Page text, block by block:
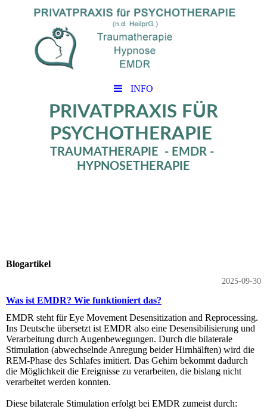
INFO
PRIVATPRAXIS FÜR
PSYCHOTHERAPIE
TRAUMATHERAPIE - EMDR -
HYPNOSETHERAPIE
Blogartikel
2025-09-30
Was ist EMDR? Wie funktioniert das?
EMDR steht für Eye Movement Desensitization and Reprocessing.
Ins Deutsche übersetzt ist EMDR also eine Desensibilisierung und
Verarbeitung durch Augenbewegungen. Durch die bilaterale
Stimulation (abwechselnde Anregung beider Hirnhälften) wird die
REM-Phase des Schlafes imitiert. Das Gehirn bekommt dadurch
die Möglichkeit die Ereignisse zu verarbeiten, die bislang nicht
verarbeitet werden konnten.
Diese bilaterale Stimulation erfolgt bei EMDR zumeist durch: